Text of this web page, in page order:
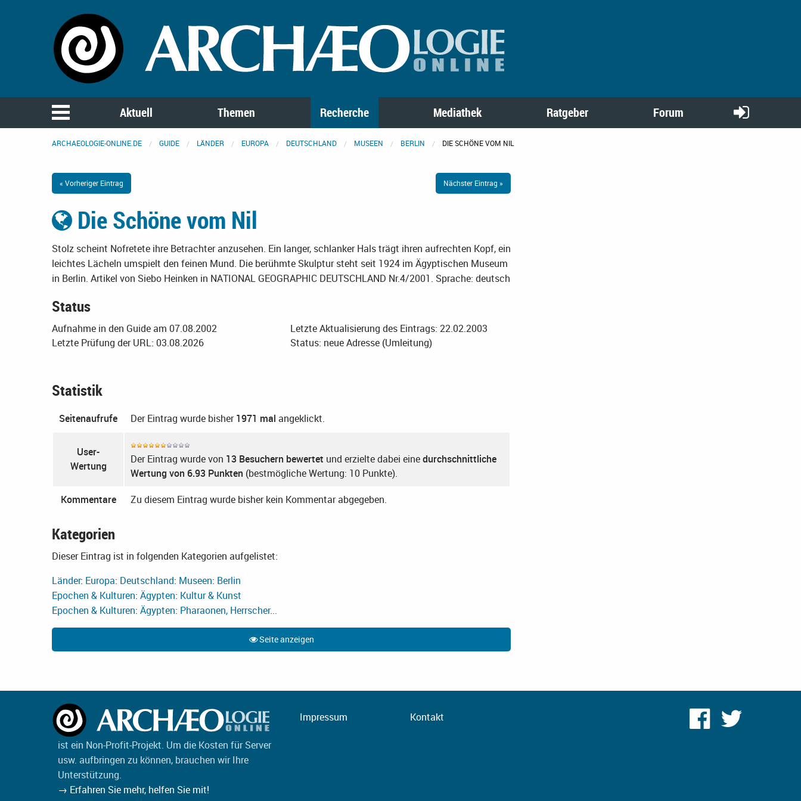
Aktuell Themen Recherche Mediathek Ratgeber Forum
ARCHAEOLOGIE-ONLINE.DE GUIDE LÄNDER EUROPA DEUTSCHLAND MUSEEN BERLIN DIE SCHÖNE VOM NIL
« Vorheriger Eintrag Nächster Eintrag »
Die Schöne vom Nil
Stolz scheint Nofretete ihre Betrachter anzusehen. Ein langer, schlanker Hals trägt ihren aufrechten Kopf, ein
leichtes Lächeln umspielt den feinen Mund. Die berühmte Skulptur steht seit 1924 im Ägyptischen Museum
in Berlin. Artikel von Siebo Heinken in NATIONAL GEOGRAPHIC DEUTSCHLAND Nr.4/2001. Sprache: deutsch
Status
Aufnahme in den Guide am 07.08.2002
Letzte Aktualisierung des Eintrags: 22.02.2003
Letzte Prüfung der URL: 03.08.2026
Status: neue Adresse (Umleitung)
Statistik
Seitenaufrufe Der Eintrag wurde bisher1971 mal angeklickt.
User-
Wertung
Der Eintrag wurde von 13 Besuchern bewertet und erzielte dabei einedurchschnittliche
Wertung von 6.93 Punkten (bestmögliche Wertung: 10 Punkte).
Kommentare
Zu diesem Eintrag wurde bisher kein Kommentar abgegeben.
Kategorien
Dieser Eintrag ist in folgenden Kategorien aufgelistet:
Länder: Europa: Deutschland: Museen: Berlin
Epochen & Kulturen: Ägypten: Kultur & Kunst
Epochen & Kulturen: Ägypten: Pharaonen, Herrscher...
Seite anzeigen
ist ein Non-Profit-Projekt. Um die Kosten für Server
usw. aufbringen zu können, brauchen wir Ihre
Unterstützung.
→ Erfahren Sie mehr, helfen Sie mit!
Impressum Kontakt